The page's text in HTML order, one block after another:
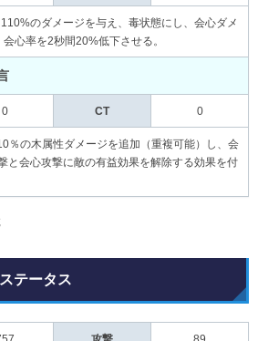
のダメージを与え、毒状態にし、会心ダメ
心率を2秒間20%低下させる。
0 CT 0
％の木属性ダメージを追加（重複可能）し、会
と会心攻撃に敵の有益効果を解除する効果を付
テータス